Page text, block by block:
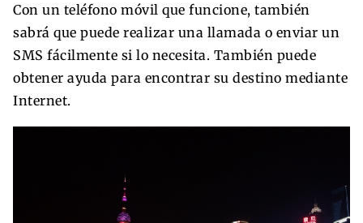
Con un teléfono móvil que funcione, también
sabrá que puede realizar una llamada o enviar un
SMS fácilmente si lo necesita. También puede
obtener ayuda para encontrar su destino mediante
Internet.